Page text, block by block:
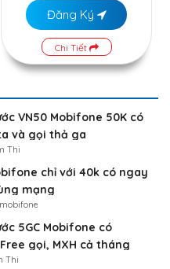
Đăng Ký
Chi Tiết
VN50 Mobifone 50K có
và gọi thả ga
Thi
chỉ với 40k có ngay
mạng
5GC Mobifone có
gọi, MXH cả tháng
Thi